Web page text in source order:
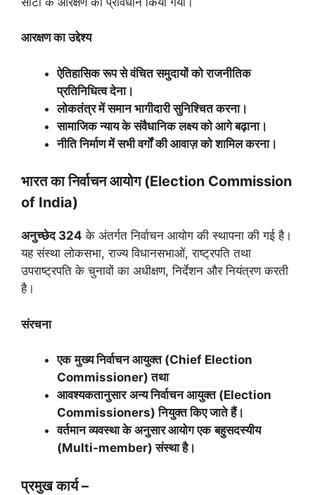
आरक्षण का उद्देश्य
ऐतिहासिक रूप से वंचित समुदायों को राजनीतिक
प्रतिनिधित्व देना।
लोकतंत्र में समान भागीदारी सुनिश्चित करना।
सामाजिक न्याय के संवैधानिक लक्ष्य को आगे बढ़ाना।
नीति निर्माण में सभी वर्गों की आवाज़ को शामिल करना।
भारत का निर्वाचन आयोग (Election Commission
of India)
अनुच्छेद 324 के अंतर्गत निर्वाचन आयोग की स्थापना की गई है।
यह संस्था लोकसभा, राज्य विधानसभाओं, राष्ट्रपति तथा
उपराष्ट्रपति के चुनावों का अधीक्षण, निर्देशन और नियंत्रण करती
है।
संरचना
एक मुख्य निर्वाचन आयुक्त (Chief Election
Commissioner)तथा
आवश्यकतानुसार अन्य निर्वाचन आयुक्त (Election
Commissioners)नियुक्त किए जाते हैं।
वर्तमान व्यवस्था के अनुसार आयोग एक बहुसदस्यीय
(Multi-member)संस्था है।
प्रमुख कार्य–